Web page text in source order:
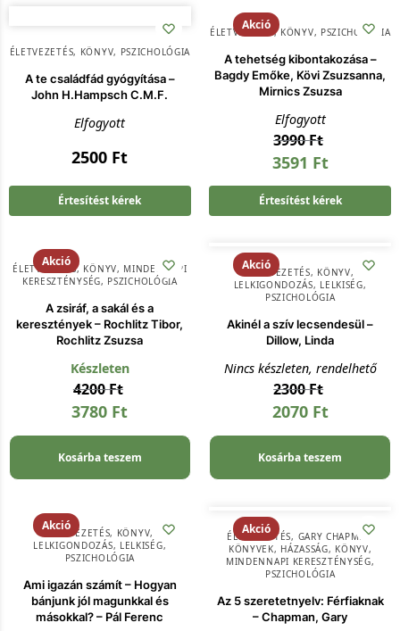
ÉLETVEZETÉS, KÖNYV, PSZICHOLÓGIA
A te családfád gyógyítása –
John H.Hampsch C.M.F.
Elfogyott
2500 Ft
Értesítést kérek
Akció
ÉLETVEZETÉS,KÖNYV, PSZICHOLÓGIA
A tehetség kibontakozása –
Bagdy Emőke, Kövi Zsuzsanna,
Mirnics Zsuzsa
Elfogyott
3990Ft
3591 Ft
Értesítést kérek
Akció
ÉLETVEZETÉS, KÖNYV, MINDENNAPI
KERESZTÉNYSÉG, PSZICHOLÓGIA
A zsiráf, a sakál és a
keresztények – Rochlitz Tibor,
Rochlitz Zsuzsa
Készleten
4200Ft
3780 Ft
Kosárba teszem
Akció
ÉLETVEZETÉS, KÖNYV,
LELKIGONDOZÁS, LELKISÉG,
PSZICHOLÓGIA
Akinél a szív lecsendesül –
Dillow, Linda
Nincs készleten, rendelhető
2300Ft
2070 Ft
Kosárba teszem
Akció
ÉLETVEZETÉS, KÖNYV,
LELKIGONDOZÁS, LELKISÉG,
PSZICHOLÓGIA
Ami igazán számít – Hogyan
bánjunk jól magunkkal és
másokkal? – Pál Ferenc
Akció
ÉLETVEZETÉS, GARY CHAPMAN
KÖNYVEK, HÁZASSÁG, KÖNYV,
MINDENNAPI KERESZTÉNYSÉG,
PSZICHOLÓGIA
Az 5 szeretetnyelv: Férfiaknak
– Chapman, Gary